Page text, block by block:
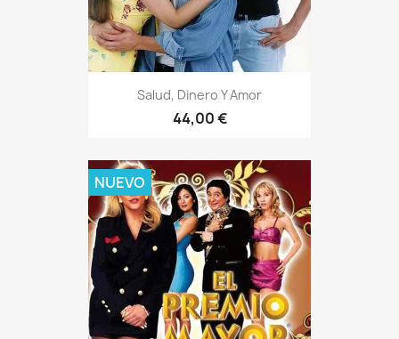
Salud, Dinero Y Amor
44,00 €
NUEVO